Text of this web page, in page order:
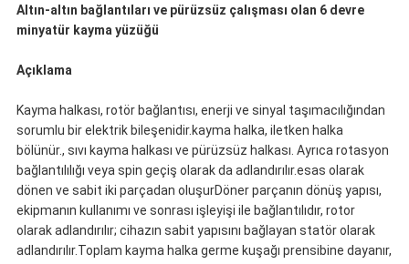
Altın-altın bağlantıları ve pürüzsüz çalışması olan 6 devre
minyatür kayma yüzüğü
Açıklama
Kayma halkası, rotör bağlantısı, enerji ve sinyal taşımacılığından
sorumlu bir elektrik bileşenidir.kayma halka, iletken halka
bölünür., sıvı kayma halkası ve pürüzsüz halkası. Ayrıca rotasyon
bağlantılılığı veya spin geçiş olarak da adlandırılır.esas olarak
dönen ve sabit iki parçadan oluşurDöner parçanın dönüş yapısı,
ekipmanın kullanımı ve sonrası işleyişi ile bağlantılıdır, rotor
olarak adlandırılır; cihazın sabit yapısını bağlayan statör olarak
adlandırılır.Toplam kayma halka germe kuşağı prensibine dayanır,